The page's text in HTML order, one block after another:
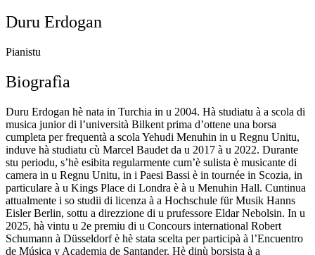
Duru Erdogan
Pianistu
Biografìa
Duru Erdogan hè nata in Turchia in u 2004. Hà studiatu à a scola di
musica junior di l’università Bilkent prima d’ottene una borsa
cumpleta per frequentà a scola Yehudi Menuhin in u Regnu Unitu,
induve hà studiatu cù Marcel Baudet da u 2017 à u 2022. Durante
stu periodu, s’hè esibita regularmente cum’è sulista è musicante di
camera in u Regnu Unitu, in i Paesi Bassi è in tournée in Scozia, in
particulare à u Kings Place di Londra è à u Menuhin Hall. Cuntinua
attualmente i so studii di licenza à a Hochschule für Musik Hanns
Eisler Berlin, sottu a direzzione di u prufessore Eldar Nebolsin. In u
2025, hà vintu u 2e premiu di u Concours international Robert
Schumann à Düsseldorf è hè stata scelta per participà à l’Encuentro
de Música y Academia de Santander. Hè dinù borsista à a